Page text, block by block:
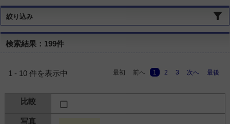
絞り込み
検索結果：199件
1 - 10 件を表示中 最初 前へ 1 2 3 次へ 最後